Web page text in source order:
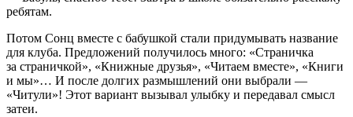
ребятам.
Потом Сонц вместе с бабушкой стали придумывать название
для клуба. Предложений получилось много: «Страничка
за страничкой», «Книжные друзья», «Читаем вместе», «Книги
и мы»… И после долгих размышлений они выбрали —
«Читули»! Этот вариант вызывал улыбку и передавал смысл
затеи.